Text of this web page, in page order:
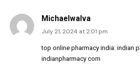
MichaelwaIva
July 21, 2024 at 2:01 pm
top online pharmacy india: indian
indianpharmacy com